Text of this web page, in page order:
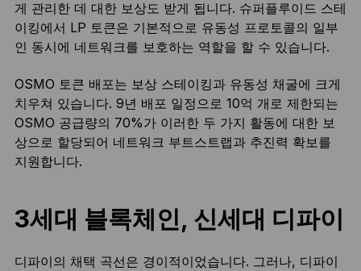
게 관리한 데 대한 보상도 받게 됩니다. 슈퍼플루이드 스테
이킹에서 LP 토큰은 기본적으로 유동성 프로토콜의 일부
인 동시에 네트워크를 보호하는 역할을 할 수 있습니다.
OSMO 토큰 배포는 보상 스테이킹과 유동성 채굴에 크게
치우쳐 있습니다. 9년 배포 일정으로 10억 개로 제한되는
OSMO 공급량의 70%가 이러한 두 가지 활동에 대한 보
상으로 할당되어 네트워크 부트스트랩과 추진력 확보를
지원합니다.
3세대 블록체인, 신세대 디파이
디파이의 채택 곡선은 경이적이었습니다. 그러나, 디파이